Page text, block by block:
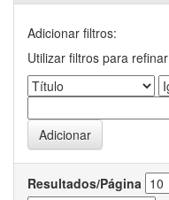
Adicionar filtros:
Utilizar filtros para
Resultados/Página